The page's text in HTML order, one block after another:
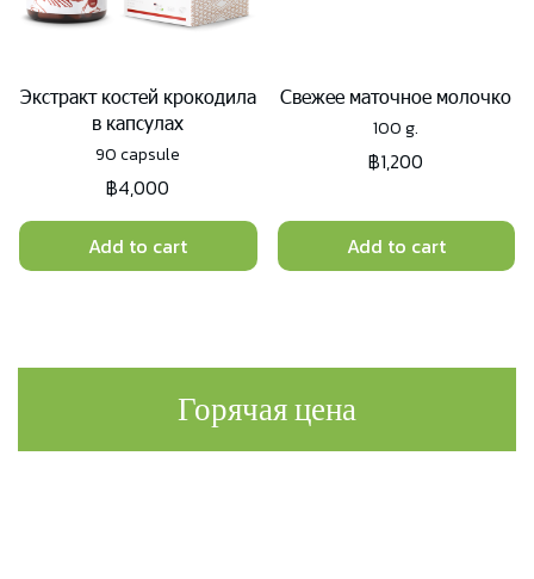
Экстракт костей крокодила
в капсулах
90 capsule
฿4,000
Add to cart
Свежее маточное молочко
100 g.
฿1,200
Add to cart
Горячая цена